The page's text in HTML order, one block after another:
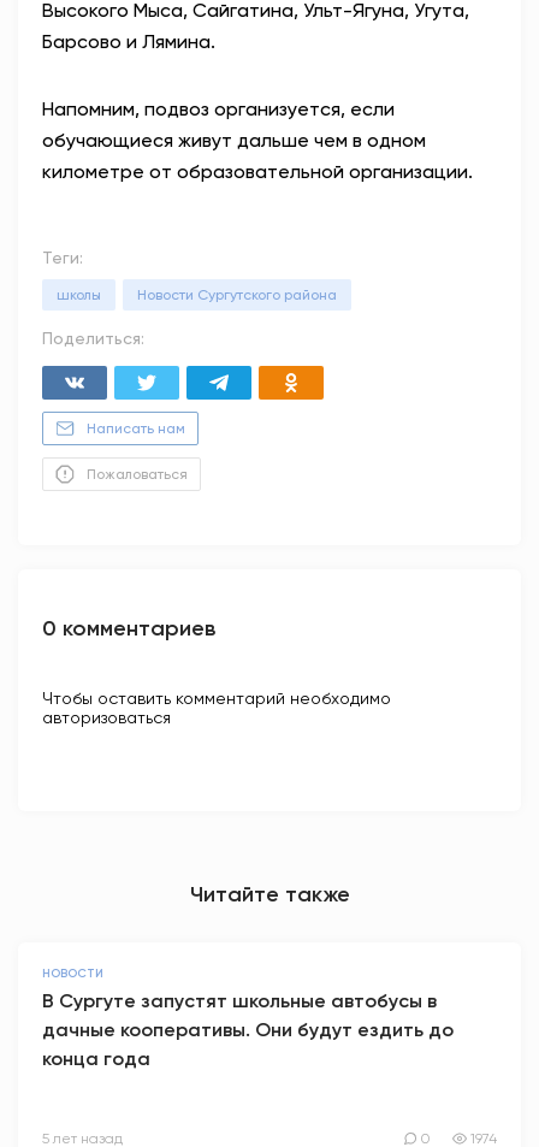
Высокого Мыса, Сайгатина, Ульт-Ягуна, Угута,
Барсово и Лямина.
Напомним, подвоз организуется, если
обучающиеся живут дальше чем в одном
километре от образовательной организации.
Теги:
школы Новости Сургутского района
Поделиться:
Написать нам
Пожаловаться
0 комментариев
Чтобы оставить комментарий необходимо
авторизоваться
Читайте также
НОВОСТИ
В Сургуте запустят школьные автобусы в
дачные кооперативы. Они будут ездить до
конца года
5 лет назад 0 1974